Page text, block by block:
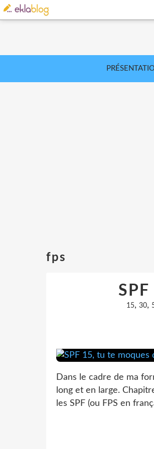
fps
15, 30,
Dans le cadre de ma
long et en large.
les SPF (ou FPS en